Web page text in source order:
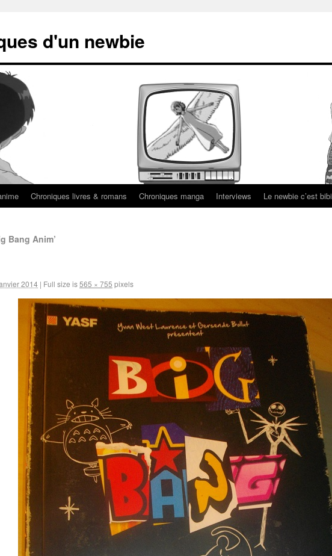
d'un newbie
Chroniques livres & romans Chroniques manga Interviews Le newbie c’est bibi
Bang Anim’
2014 | Full size is565 × 755 pixels